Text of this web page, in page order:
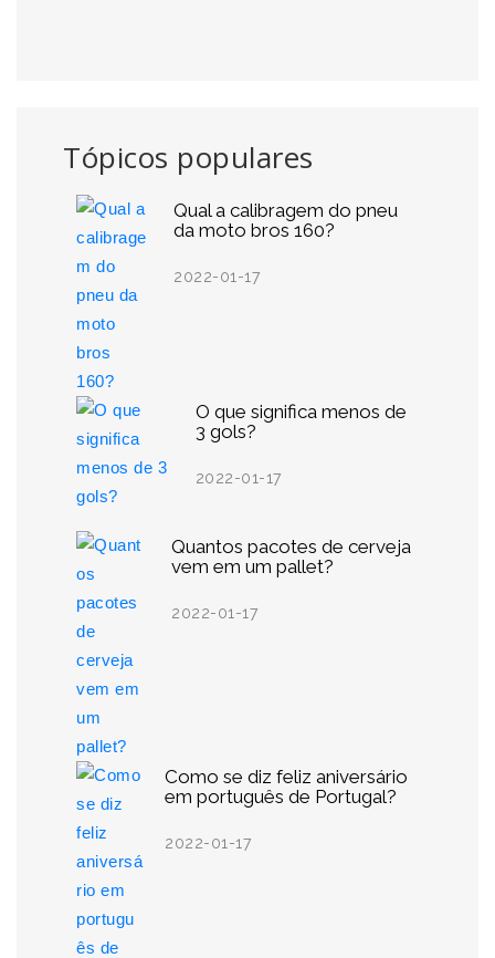
Tópicos populares
Qual a calibragem do pneu
da moto bros 160?
2022-01-17
O que significa menos de
3 gols?
2022-01-17
Quantos pacotes de cerveja
vem em um pallet?
2022-01-17
Como se diz feliz aniversário
em português de Portugal?
2022-01-17